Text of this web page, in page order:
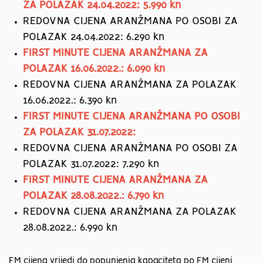
ZA POLAZAK 24.04.2022: 5.990 kn
REDOVNA CIJENA ARANŽMANA PO OSOBI ZA
POLAZAK 24.04.2022: 6.290 kn
FIRST MINUTE CIJENA ARANŽMANA ZA
POLAZAK 16.06.2022.: 6.090 kn
REDOVNA CIJENA ARANŽMANA ZA POLAZAK
16.06.2022.: 6.390 kn
FIRST MINUTE CIJENA ARANŽMANA PO OSOBI
ZA POLAZAK 31.07.2022:
REDOVNA CIJENA ARANŽMANA PO OSOBI ZA
POLAZAK 31.07.2022: 7.290 kn
FIRST MINUTE CIJENA ARANŽMANA ZA
POLAZAK 28.08.2022.: 6.790 kn
REDOVNA CIJENA ARANŽMANA ZA POLAZAK
28.08.2022.: 6.990 kn